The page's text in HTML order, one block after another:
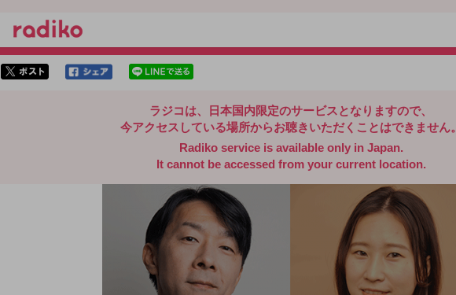
ラジコは、日本国内限定のサービスとなりますので、
今アクセスしている場所からお聴きいただくことはできません。
Radiko service is available only in Japan.
It cannot be accessed from your current location.